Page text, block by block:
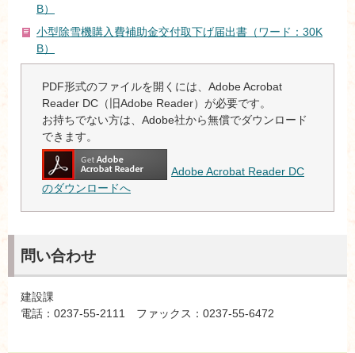
B）
小型除雪機購入費補助金交付取下げ届出書（ワード：30K
B）
PDF形式のファイルを開くには、Adobe Acrobat
Reader DC（旧Adobe Reader）が必要です。
お持ちでない方は、Adobe社から無償でダウンロード
できます。
Adobe Acrobat Reader DC
のダウンロードへ
問い合わせ
建設課
電話：0237-55-2111 ファックス：0237-55-6472